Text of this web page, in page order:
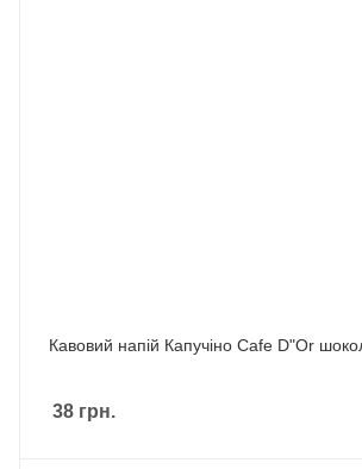
Кавовий напій Капучіно Cafe D"Or
38 грн.